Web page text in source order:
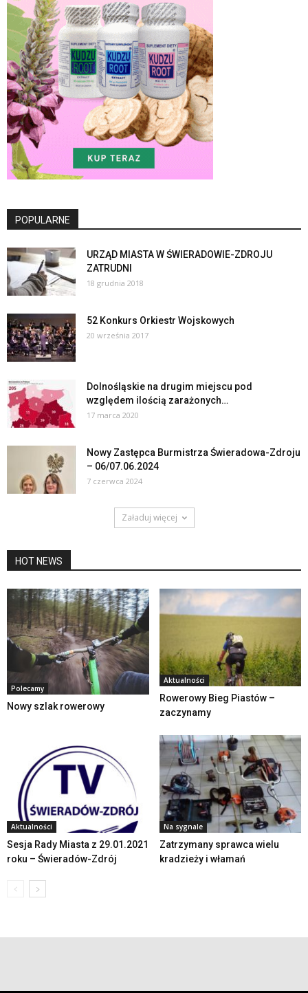
POPULARNE
URZĄD MIASTA W ŚWIERADOWIE-ZDROJU
ZATRUDNI
18 grudnia 2018
52 Konkurs Orkiestr Wojskowych
20 września 2017
Dolnośląskie na drugim miejscu pod
względem ilością zarażonych…
17 marca 2020
Nowy Zastępca Burmistrza Świeradowa-Zdroju
– 06/07.06.2024
7 czerwca 2024
Załaduj więcej
HOT NEWS
Polecamy
Nowy szlak rowerowy
Aktualności
Rowerowy Bieg Piastów –
zaczynamy
Aktualności
Sesja Rady Miasta z 29.01.2021
roku – Świeradów-Zdrój
Na sygnale
Zatrzymany sprawca wielu
kradzieży i włamań